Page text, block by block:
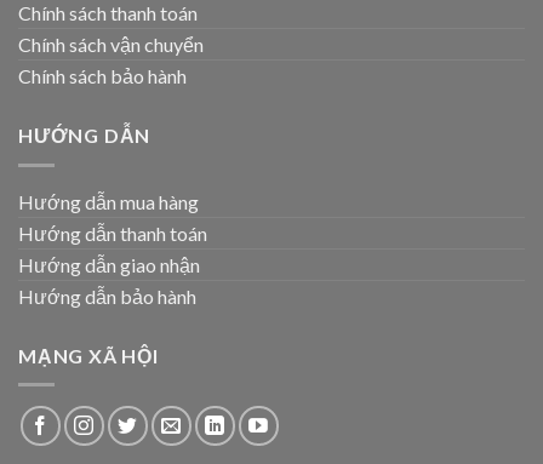
Chính sách thanh toán
Chính sách vận chuyển
Chính sách bảo hành
HƯỚNG DẪN
Hướng dẫn mua hàng
Hướng dẫn thanh toán
Hướng dẫn giao nhận
Hướng dẫn bảo hành
MẠNG XÃ HỘI